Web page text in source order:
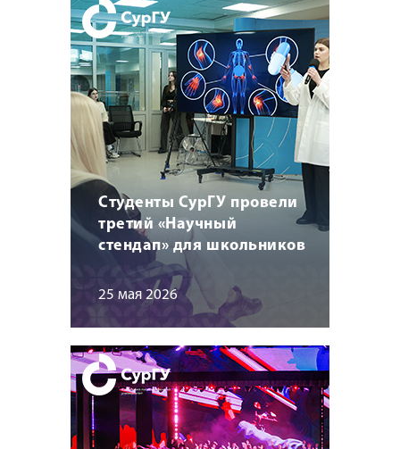
Студенты СурГУ провели
третий «Научный
стендап» для школьников
25 мая 2026